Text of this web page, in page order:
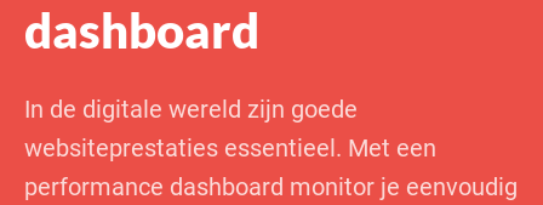
dashboard
In de digitale wereld zijn goede
websiteprestaties essentieel. Met een
performance dashboard monitor je eenvoudig